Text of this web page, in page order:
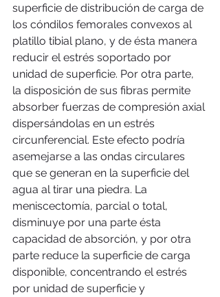
superficie de distribución de carga de
los cóndilos femorales convexos al
platillo tibial plano, y de ésta manera
reducir el estrés soportado por
unidad de superficie. Por otra parte,
la disposición de sus fibras permite
absorber fuerzas de compresión axial
dispersándolas en un estrés
circunferencial. Este efecto podría
asemejarse a las ondas circulares
que se generan en la superficie del
agua al tirar una piedra. La
meniscectomía, parcial o total,
disminuye por una parte ésta
capacidad de absorción, y por otra
parte reduce la superficie de carga
disponible, concentrando el estrés
por unidad de superficie y